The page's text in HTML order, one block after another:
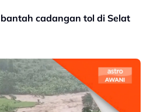
cadangan tol di Selat